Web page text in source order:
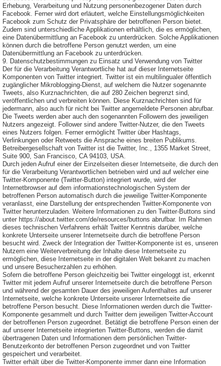
Erhebung, Verarbeitung und Nutzung personenbezogener Daten durch
Facebook. Ferner wird dort erläutert, welche Einstellungsmöglichkeiten
Facebook zum Schutz der Privatsphäre der betroffenen Person bietet.
Zudem sind unterschiedliche Applikationen erhältlich, die es ermöglichen,
eine Datenübermittlung an Facebook zu unterdrücken. Solche Applikationen
können durch die betroffene Person genutzt werden, um eine
Datenübermittlung an Facebook zu unterdrücken.
9. Datenschutzbestimmungen zu Einsatz und Verwendung von Twitter
Der für die Verarbeitung Verantwortliche hat auf dieser Internetseite
Komponenten von Twitter integriert. Twitter ist ein multilingualer öffentlich
zugänglicher Mikroblogging-Dienst, auf welchem die Nutzer sogenannte
Tweets, also Kurznachrichten, die auf 280 Zeichen begrenzt sind,
veröffentlichen und verbreiten können. Diese Kurznachrichten sind für
jedermann, also auch für nicht bei Twitter angemeldete Personen abrufbar.
Die Tweets werden aber auch den sogenannten Followern des jeweiligen
Nutzers angezeigt. Follower sind andere Twitter-Nutzer, die den Tweets
eines Nutzers folgen. Ferner ermöglicht Twitter über Hashtags,
Verlinkungen oder Retweets die Ansprache eines breiten Publikums.
Betreibergesellschaft von Twitter ist die Twitter, Inc., 1355 Market Street,
Suite 900, San Francisco, CA 94103, USA.
Durch jeden Aufruf einer der Einzelseiten dieser Internetseite, die durch den
für die Verarbeitung Verantwortlichen betrieben wird und auf welcher eine
Twitter-Komponente (Twitter-Button) integriert wurde, wird der
Internetbrowser auf dem informationstechnologischen System der
betroffenen Person automatisch durch die jeweilige Twitter-Komponente
veranlasst, eine Darstellung der entsprechenden Twitter-Komponente von
Twitter herunterzuladen. Weitere Informationen zu den Twitter-Buttons sind
unter https://about.twitter.com/de/resources/buttons abrufbar. Im Rahmen
dieses technischen Verfahrens erhält Twitter Kenntnis darüber, welche
konkrete Unterseite unserer Internetseite durch die betroffene Person
besucht wird. Zweck der Integration der Twitter-Komponente ist es, unseren
Nutzern eine Weiterverbreitung der Inhalte diese Internetseite zu
ermöglichen, diese Internetseite in der digitalen Welt bekannt zu machen
und unsere Besucherzahlen zu erhöhen.
Sofern die betroffene Person gleichzeitig bei Twitter eingeloggt ist, erkennt
Twitter mit jedem Aufruf unserer Internetseite durch die betroffene Person
und während der gesamten Dauer des jeweiligen Aufenthaltes auf unserer
Internetseite, welche konkrete Unterseite unserer Internetseite die
betroffene Person besucht. Diese Informationen werden durch die Twitter-
Komponente gesammelt und durch Twitter dem jeweiligen Twitter-Account
der betroffenen Person zugeordnet. Betätigt die betroffene Person einen der
auf unserer Internetseite integrierten Twitter-Buttons, werden die damit
übertragenen Daten und Informationen dem persönlichen Twitter-
Benutzerkonto der betroffenen Person zugeordnet und von Twitter
gespeichert und verarbeitet.
Twitter erhält über die Twitter-Komponente immer dann eine Information